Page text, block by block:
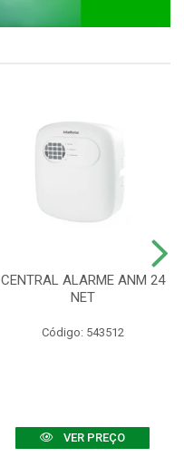
CENTRAL ALARME ANM 24
NET
Código: 543512
VER PREÇO